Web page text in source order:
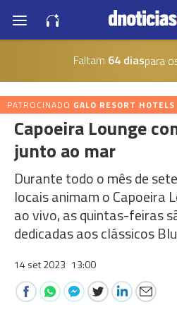
Faltam 64 diaspara
PATROCINADO GALO RESORT HOTELS
Capoeira Lounge
junto ao mar
Durante todo o mês de
locais animam o Capoeira
ao vivo, as quintas-feiras
dedicadas aos clássicos
14 set 2023 13:00